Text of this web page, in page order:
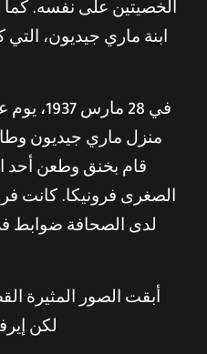
الخصيتين على نفسه. كما
ابنة ماري جيديون،
في 28
منزل ماري جيديون
قام بخنق وطعن أحد
الصغرى فرونيكا. كانت
لدى الصحافة ضوابط
أبقت الصور المثيرة
لكن